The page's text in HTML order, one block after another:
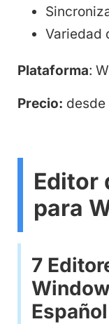
Variedad
Plataforma:
Precio: desde
Editor
para
7
Español